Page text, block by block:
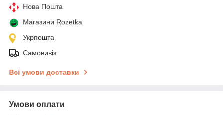
Нова Пошта
Магазини Rozetka
Укрпошта
Самовивіз
Всі умови доставки
Умови оплати